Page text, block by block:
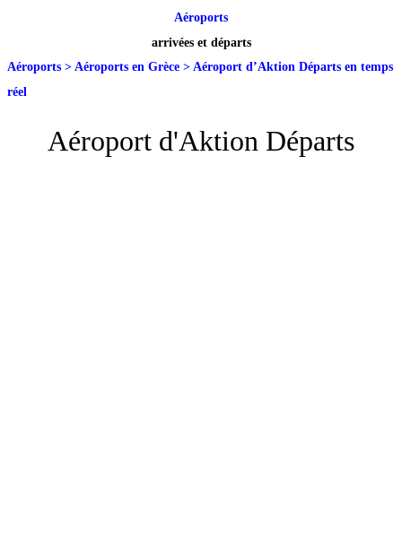
Aéroports
arrivées et départs
Aéroports > Aéroports en Grèce > Aéroport d’Aktion Départs en temps
réel
Aéroport d'Aktion Départs